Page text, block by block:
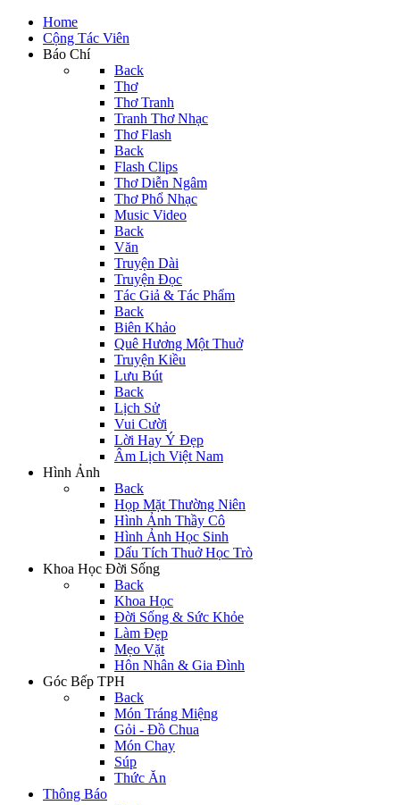
Home
Cộng Tác Viên
Báo Chí
Back
Thơ
Thơ Tranh
Tranh Thơ Nhạc
Thơ Flash
Back
Flash Clips
Thơ Diễn Ngâm
Thơ Phổ Nhạc
Music Video
Back
Văn
Truyện Dài
Truyện Đọc
Tác Giả & Tác Phẩm
Back
Biên Khảo
Quê Hương Một Thuở
Truyện Kiều
Lưu Bút
Back
Lịch Sử
Vui Cười
Lời Hay Ý Đẹp
Âm Lịch Việt Nam
Hình Ảnh
Back
Họp Mặt Thường Niên
Hình Ảnh Thầy Cô
Hình Ảnh Học Sinh
Dấu Tích Thuở Học Trò
Khoa Học Đời Sống
Back
Khoa Học
Đời Sống & Sức Khỏe
Làm Đẹp
Mẹo Vặt
Hôn Nhân & Gia Đình
Góc Bếp TPH
Back
Món Tráng Miệng
Gỏi - Đồ Chua
Món Chay
Súp
Thức Ăn
Thông Báo